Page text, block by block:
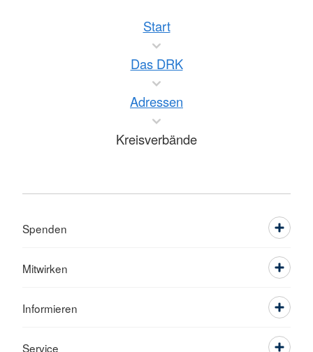
Start
Das DRK
Adressen
Kreisverbände
Spenden
Mitwirken
Informieren
Service